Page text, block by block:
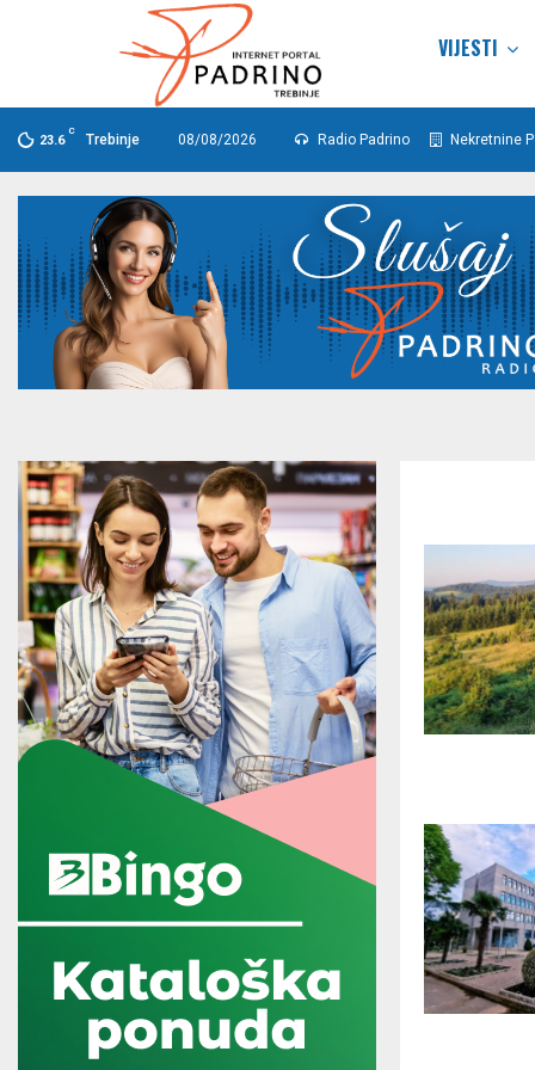
VIJESTI
23.6
C
Trebinje 08/08/2026 Radio Padrino Nekretnine